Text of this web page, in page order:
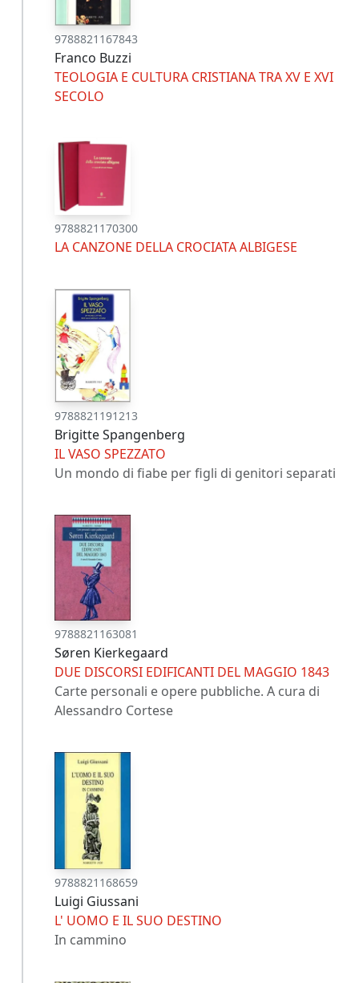
9788821167843
Franco Buzzi
TEOLOGIA E CULTURA CRISTIANA TRA XV E XVI
SECOLO
9788821170300
LA CANZONE DELLA CROCIATA ALBIGESE
9788821191213
Brigitte Spangenberg
IL VASO SPEZZATO
Un mondo di fiabe per figli di genitori separati
9788821163081
Søren Kierkegaard
DUE DISCORSI EDIFICANTI DEL MAGGIO 1843
Carte personali e opere pubbliche. A cura di
Alessandro Cortese
9788821168659
Luigi Giussani
L' UOMO E IL SUO DESTINO
In cammino